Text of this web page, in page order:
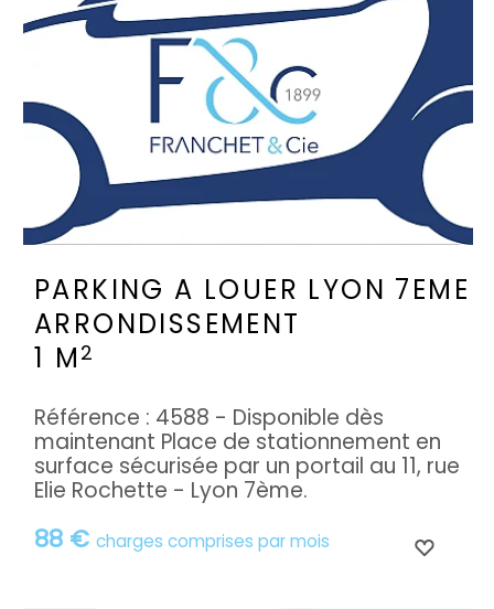
PARKING A LOUER LYON 7EME
ARRONDISSEMENT
1 M 2
88 € charges comprises par mois
Référence : 4588 - Disponible dès
maintenant Place de stationnement en
surface sécurisée par un portail au 11, rue
Elie Rochette - Lyon 7ème.